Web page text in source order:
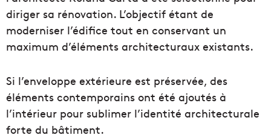
diriger sa rénovation. L’objectif étant de
moderniser l’édifice tout en conservant un
maximum d’éléments architecturaux existants.
Si l’enveloppe extérieure est préservée, des
éléments contemporains ont été ajoutés à
l’intérieur pour sublimer l’identité architecturale
forte du bâtiment.